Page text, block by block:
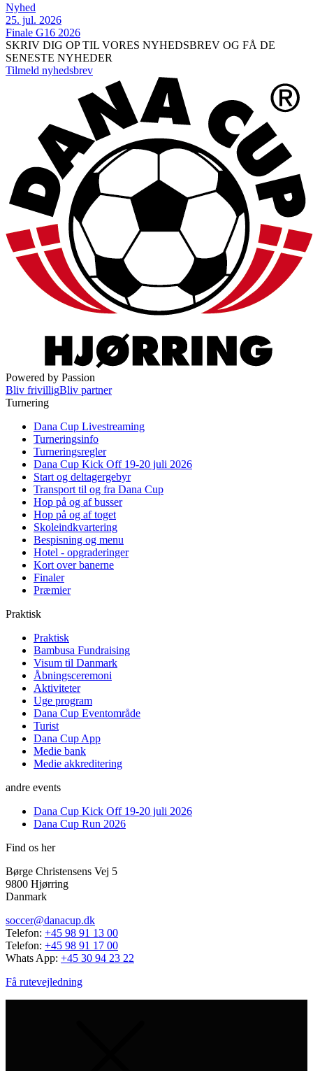
Nyhed
25. jul. 2026
Finale G16 2026
SKRIV DIG OP TIL VORES NYHEDSBREV OG FÅ DE
SENESTE NYHEDER
Tilmeld nyhedsbrev
Powered by Passion
Bliv frivilligBliv partner
Turnering
Dana Cup Livestreaming
Turneringsinfo
Turneringsregler
Dana Cup Kick Off 19-20 juli 2026
Start og deltagergebyr
Transport til og fra Dana Cup
Hop på og af busser
Hop på og af toget
Skoleindkvartering
Bespisning og menu
Hotel - opgraderinger
Kort over banerne
Finaler
Præmier
Praktisk
Praktisk
Bambusa Fundraising
Visum til Danmark
Åbningsceremoni
Aktiviteter
Uge program
Dana Cup Eventområde
Turist
Dana Cup App
Medie bank
Medie akkreditering
andre events
Dana Cup Kick Off 19-20 juli 2026
Dana Cup Run 2026
Find os her
Børge Christensens Vej 5
9800 Hjørring
Danmark
soccer@danacup.dk
Telefon: +45 98 91 13 00
Telefon: +45 98 91 17 00
Whats App: +45 30 94 23 22
Få rutevejledning